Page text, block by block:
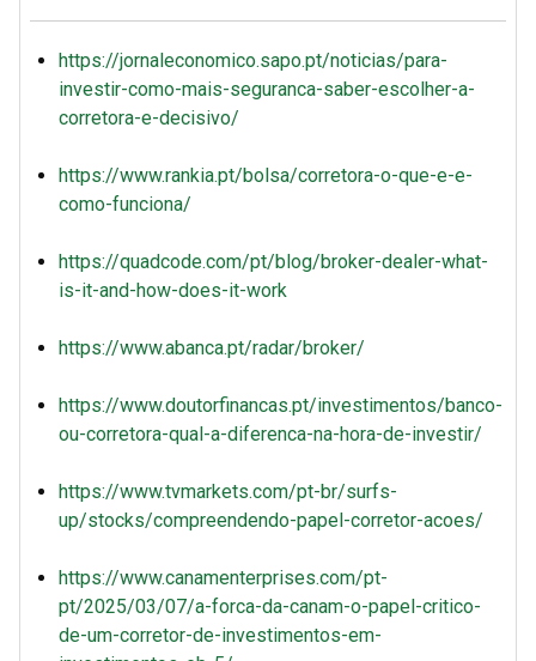
https://jornaleconomico.sapo.pt/noticias/para-
investir-como-mais-seguranca-saber-escolher-a-
corretora-e-decisivo/
https://www.rankia.pt/bolsa/corretora-o-que-e-e-
como-funciona/
https://quadcode.com/pt/blog/broker-dealer-what-
is-it-and-how-does-it-work
https://www.abanca.pt/radar/broker/
https://www.doutorfinancas.pt/investimentos/banco-
ou-corretora-qual-a-diferenca-na-hora-de-investir/
https://www.tvmarkets.com/pt-br/surfs-
up/stocks/compreendendo-papel-corretor-acoes/
https://www.canamenterprises.com/pt-
pt/2025/03/07/a-forca-da-canam-o-papel-critico-
de-um-corretor-de-investimentos-em-